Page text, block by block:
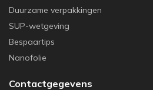
Duurzame verpakkingen
SUP-wetgeving
Bespaartips
Nanofolie
Contactgegevens